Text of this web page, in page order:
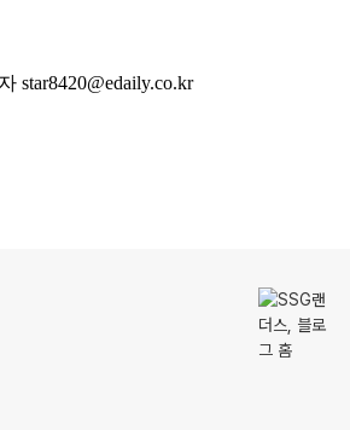
star8420@edaily.co.kr